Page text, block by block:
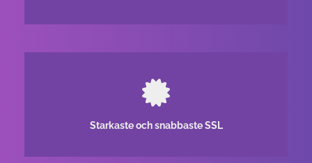
Starkaste och snabbaste SSL